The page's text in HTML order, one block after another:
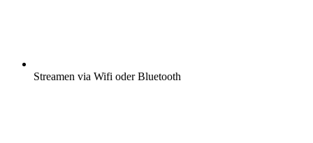
Streamen via Wifi oder Bluetooth